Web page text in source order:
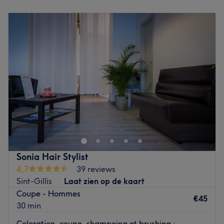
10:00
10:00 –18:00
Zondag
Ici, on vous chouchoute de la tête aux pieds. Situé à
Saint-Gilles, l’Institut de Beauté Alexandra est l’endroit
idéal pour une pause beauté. Moderne et lumineux, vous
vous y sentirez détendu grâce à l’atmosphère zen qui y
règne. Que ce soit pour une nouvelle coiffure ou
coloration, un soin du visage, des ongles ou même une
épilation, vous serez bichonné, sublimé et ressourcé.
Sonia Hair Stylist
4,7
39 reviews
Sint-Gillis
Laat zien op de kaart
Coupe - Hommes
30 min
€45